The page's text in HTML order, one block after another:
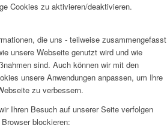
Cookies zu aktivieren/deaktivieren.
die uns - teilweise zusammengefasst
unsere Webseite genutzt wird und wie
sind. Auch können wir mit den
unsere Anwendungen anpassen, um Ihre
zu verbessern.
Ihren Besuch auf unserer Seite verfolgen
blockieren: